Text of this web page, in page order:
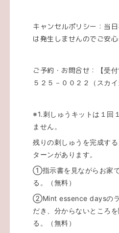
キャンセルポリシー：当
は発生しませんのでご安心
ご予約・お問合せ： 【受
５２５－００２２（スカ
※1.刺しゅうキットは１回
ません。
残りの刺しゅうを完成す
ターンがあります。
①指示書を見ながらお家
る。（無料）
②Mint essence daysのラ
だき、分からないところ
る。（無料）